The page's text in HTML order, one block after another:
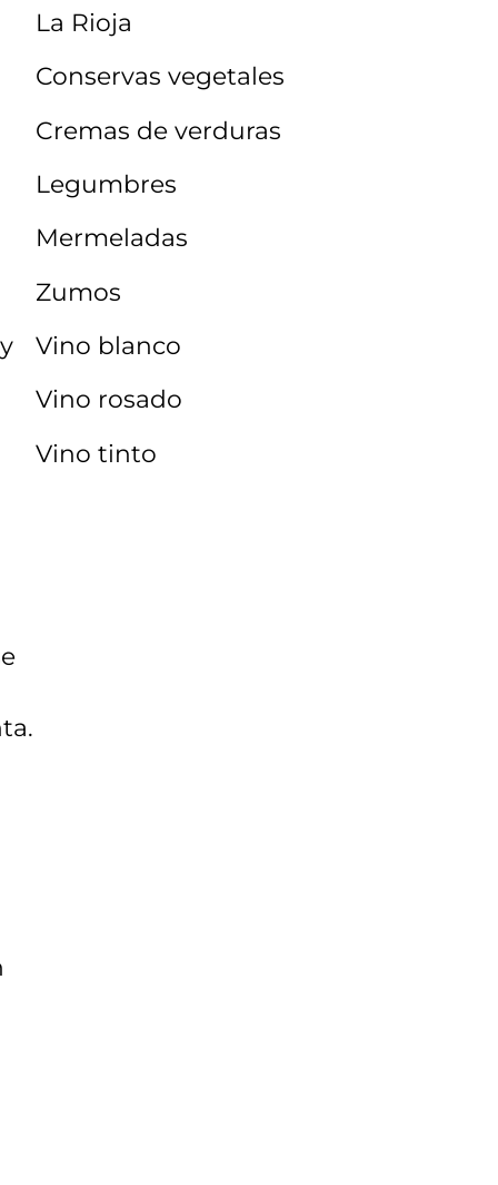
La Rioja
Conservas vegetales
Cremas de verduras
Legumbres
Mermeladas
Zumos
Vino blanco
Vino rosado
Vino tinto